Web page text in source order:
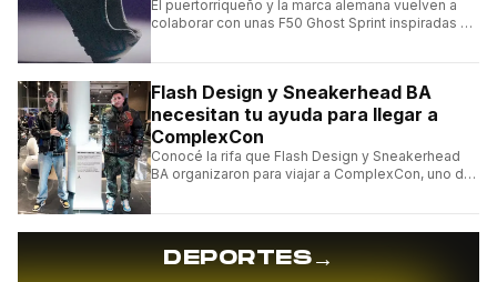
El puertorriqueño y la marca alemana vuelven a
colaborar con unas F50 Ghost Sprint inspiradas en
Flash Design y Sneakerhead BA
necesitan tu ayuda para llegar a
ComplexCon
Conocé la rifa que Flash Design y Sneakerhead
BA organizaron para viajar a ComplexCon, uno de
DEPORTES→